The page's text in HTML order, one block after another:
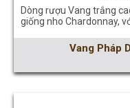
Dòng rượu Vang trắng
giống nho Chardonnay,
Vang Pháp